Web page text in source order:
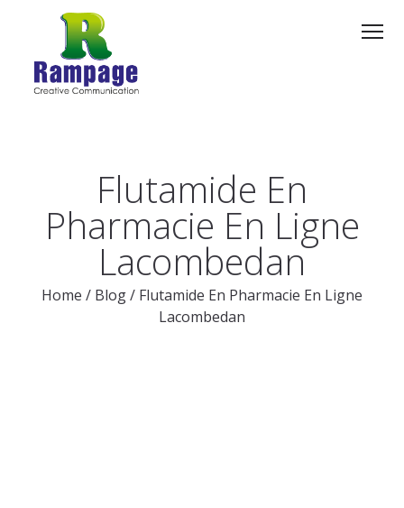
Flutamide En
Pharmacie En Ligne
Lacombedan
Home / Blog/ Flutamide En Pharmacie En Ligne
Lacombedan